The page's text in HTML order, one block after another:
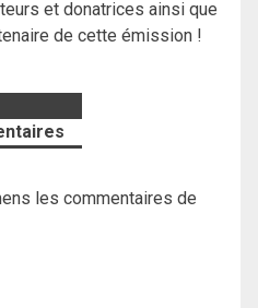
et donatrices ainsi que
de cette émission !
les commentaires de